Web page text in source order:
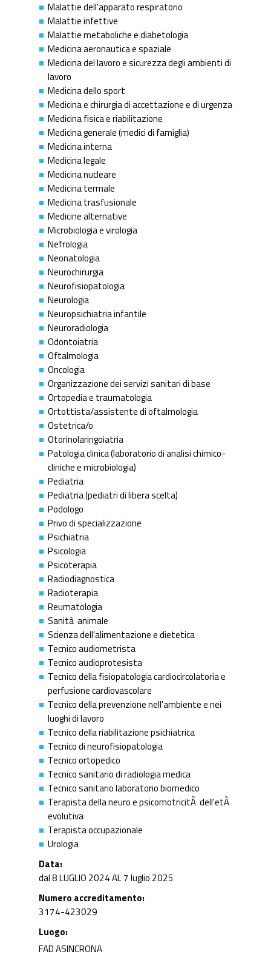
Malattie dell'apparato respiratorio
Malattie infettive
Malattie metaboliche e diabetologia
Medicina aeronautica e spaziale
Medicina del lavoro e sicurezza degli ambienti di
lavoro
Medicina dello sport
Medicina e chirurgia di accettazione e di urgenza
Medicina fisica e riabilitazione
Medicina generale (medici di famiglia)
Medicina interna
Medicina legale
Medicina nucleare
Medicina termale
Medicina trasfusionale
Medicine alternative
Microbiologia e virologia
Nefrologia
Neonatologia
Neurochirurgia
Neurofisiopatologia
Neurologia
Neuropsichiatria infantile
Neuroradiologia
Odontoiatria
Oftalmologia
Oncologia
Organizzazione dei servizi sanitari di base
Ortopedia e traumatologia
Ortottista/assistente di oftalmologia
Ostetrica/o
Otorinolaringoiatria
Patologia clinica (laboratorio di analisi chimico-
cliniche e microbiologia)
Pediatria
Pediatria (pediatri di libera scelta)
Podologo
Privo di specializzazione
Psichiatria
Psicologia
Psicoterapia
Radiodiagnostica
Radioterapia
Reumatologia
Sanità animale
Scienza dell'alimentazione e dietetica
Tecnico audiometrista
Tecnico audioprotesista
Tecnico della fisiopatologia cardiocircolatoria e
perfusione cardiovascolare
Tecnico della prevenzione nell'ambiente e nei
luoghi di lavoro
Tecnico della riabilitazione psichiatrica
Tecnico di neurofisiopatologia
Tecnico ortopedico
Tecnico sanitario di radiologia medica
Tecnico sanitario laboratorio biomedico
Terapista della neuro e psicomotricitÃ dell'etÃ
evolutiva
Terapista occupazionale
Urologia
Data
dal 8 LUGLIO 2024 AL 7 luglio 2025
Numero accreditamento
3174-423029
Luogo
FAD ASINCRONA